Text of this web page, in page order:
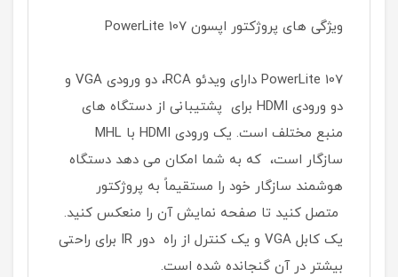
ویژگی های پروژکتور اپسون PowerLite 107
PowerLite 107 دارای ویدئو RCA، دو ورودی VGA و
دو ورودی HDMI برای پشتیبانی از دستگاه های
منبع مختلف است. یک ورودی HDMI با MHL
سازگار است، که به شما امکان می دهد دستگاه
هوشمند سازگار خود را مستقیماً به پروژکتور
متصل کنید تا صفحه نمایش آن را منعکس کنید.
یک کابل VGA و یک کنترل از راه دور IR برای راحتی
بیشتر در آن گنجانده شده است.